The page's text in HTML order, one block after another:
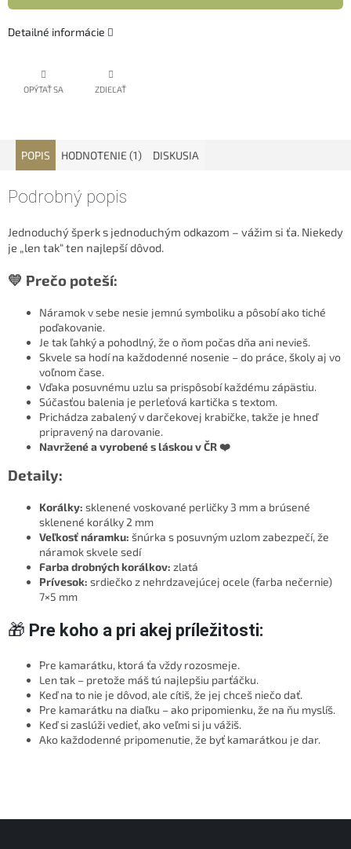
Detailné informácie
OPÝTAŤ SA ZDIEĽAŤ
POPIS HODNOTENIE (1) DISKUSIA
Podrobný popis
Jednoduchý šperk s jednoduchým odkazom – vážim si ťa. Niekedy
je „len tak“ ten najlepší dôvod.
💛 Prečo poteší:
Náramok v sebe nesie jemnú symboliku a pôsobí ako tiché
poďakovanie.
Je tak ľahký a pohodlný, že o ňom počas dňa ani nevieš.
Skvele sa hodí na každodenné nosenie – do práce, školy aj vo
voľnom čase.
Vďaka posuvnému uzlu sa prispôsobí každému zápästiu.
Súčasťou balenia je perleťová kartička s textom.
Prichádza zabalený v darčekovej krabičke, takže je hneď
pripravený na darovanie.
Navržené a vyrobené s láskou v ČR ❤️
Detaily:
Korálky: sklenené voskované perličky 3 mm a brúsené
sklenené korálky 2 mm
Veľkosť náramku: šnúrka s posuvným uzlom zabezpečí, že
náramok skvele sedí
Farba drobných korálkov: zlatá
Prívesok: srdiečko z nehrdzavejúcej ocele (farba nečernie)
7×5 mm
🎁 Pre koho a pri akej príležitosti:
Pre kamarátku, ktorá ťa vždy rozosmeje.
Len tak – pretože máš tú najlepšiu parťáčku.
Keď na to nie je dôvod, ale cítiš, že jej chceš niečo dať.
Pre kamarátku na diaľku – ako pripomienku, že na ňu myslíš.
Keď si zaslúži vedieť, ako veľmi si ju vážiš.
Ako každodenné pripomenutie, že byť kamarátkou je dar.